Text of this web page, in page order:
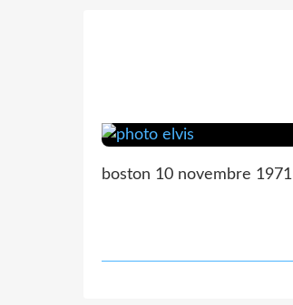
boston 10 novembre 1971